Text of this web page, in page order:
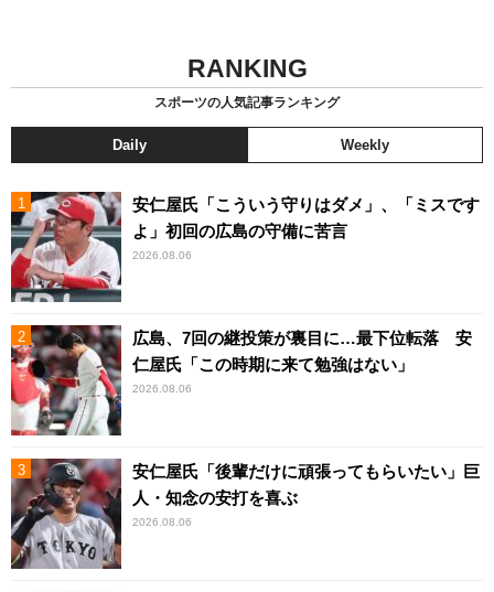
RANKING
スポーツの人気記事ランキング
Daily Weekly
安仁屋氏「こういう守りはダメ」、「ミスです
よ」初回の広島の守備に苦言
2026.08.06
広島、7回の継投策が裏目に…最下位転落 安
仁屋氏「この時期に来て勉強はない」
2026.08.06
安仁屋氏「後輩だけに頑張ってもらいたい」巨
人・知念の安打を喜ぶ
2026.08.06